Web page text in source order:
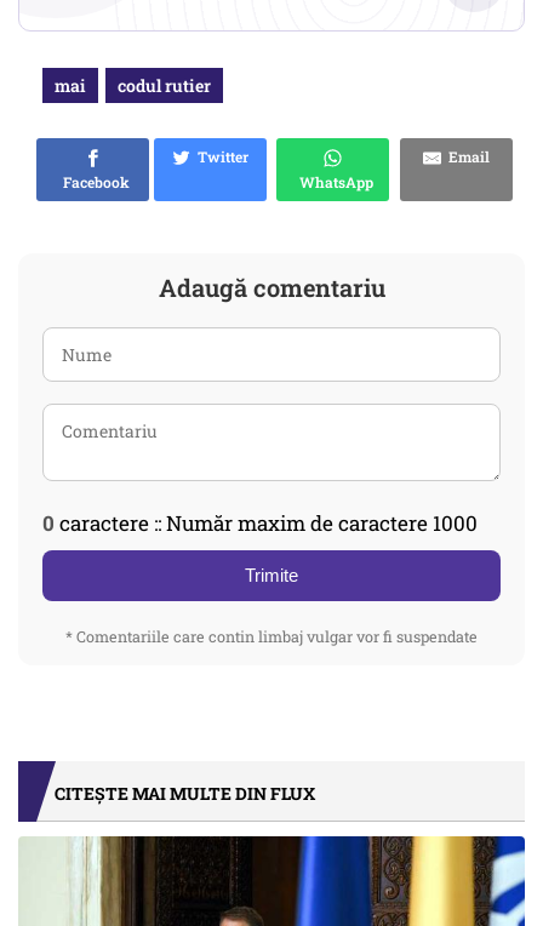
mai codul rutier
Facebook
Twitter
WhatsApp
Email
Adaugă comentariu
0 caractere :: Număr maxim de caractere 1000
Trimite
* Comentariile care contin limbaj vulgar vor fi suspendate
CITEȘTE MAI MULTE DIN FLUX